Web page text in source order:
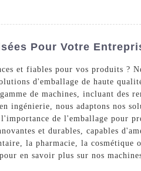
Pour Votre
et fiables pour vos produits ?
d'emballage de haute
de machines, incluant des
ingénierie, nous adaptons nos
de l'emballage pour
et durables, capables
la pharmacie, la
en savoir plus sur nos